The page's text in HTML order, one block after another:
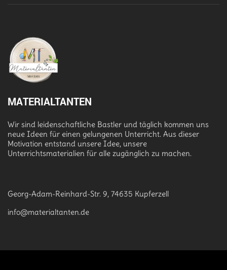
MATERIALTANTEN
Wir sind leidenschaftliche Bastler und täglich kommen uns
neue Ideen für einen gelungenen Unterricht. Aus dieser
Motivation entstand unsere Idee, unsere
Unterrichtsmaterialien für alle zugänglich zu machen.
Georg-Adam-Reinhard-Str. 9, 74635 Kupferzell
info@materialtanten.de